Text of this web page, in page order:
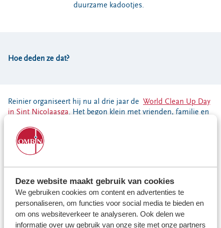
Deze website maakt gebruik van cookies
We gebruiken cookies om content en advertenties te
personaliseren, om functies voor social media te bieden en
om ons websiteverkeer te analyseren. Ook delen we
informatie over uw gebruik van onze site met onze partners
Voor gemeenten
duurzame kadootjes.
Hoe deden ze dat?
Reinier organiseert hij nu al drie jaar de World Clean Up Day
in Sint Nicolaasga. Het begon klein met vrienden, familie en
Uiteindelijke deden zestig mensen mee, inclusief de
wethouder! De moeders Marije en Afke hebben het trio
'Rommelridders' geholpen met organiseren.
Moeder Afke vertelt: "Wat een enorm groot succes was het
zaterdag! 's Ochtends waren er in totaal 29 mensen om
zwerfafval op te ruimen (incl. ons als organisatie). Er waren
kinderen die zo enthousiast terug kwamen dat ze hun ouders
vroegen om samen 's middags weer mee te doen. Zo kwam
het dan ook dat we 's middags met 45 mensen hebben